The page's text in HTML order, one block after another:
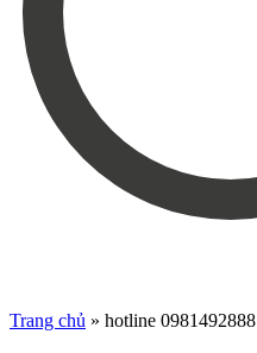
Trang chủ » hotline 0981492888